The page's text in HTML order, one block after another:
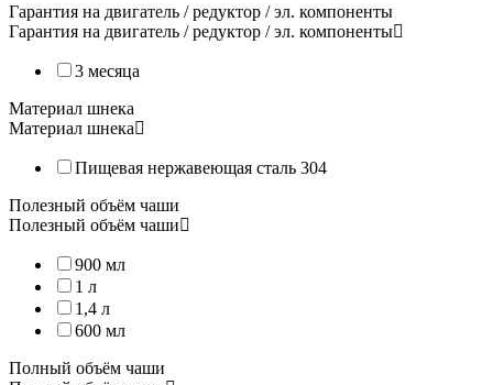
Выгодно приобрести оригинальную сетку с малыми
Насадка для смешивания для соковыжималок Angel
Насадка для смешивания, подходит для всех соковыжималок
– Ореховую пасту;
– Веганское мороженое на основе растительного молока
Гарантия на двигатель / редуктор / эл. компоненты
Гарантия на двигатель / редуктор / эл. компоненты
3 месяца
Материал шнека
Материал шнека
Пищевая нержавеющая сталь 304
Полезный объём чаши
Полезный объём чаши
900 мл
1 л
1,4 л
600 мл
Полный объём чаши